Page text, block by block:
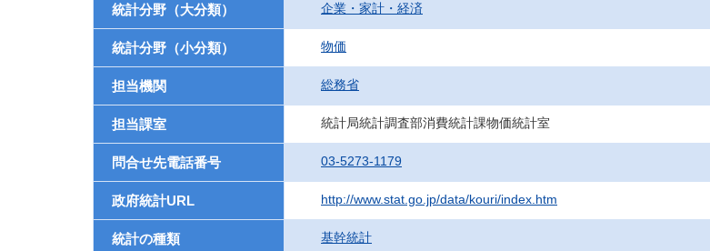
統計分野（大分類） 企業・家計・経済
統計分野（小分類） 物価
担当機関 総務省
担当課室 統計局統計調査部消費統計課物価統計室
問合せ先電話番号 03-5273-1179
政府統計URL http://www.stat.go.jp/data/kouri/index.htm
統計の種類 基幹統計